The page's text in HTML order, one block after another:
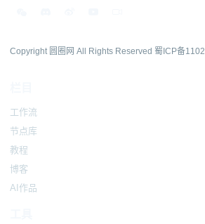
Copyright 圆圈网 All Rights Reserved 蜀ICP备
工作流
节点库
教程
博客
AI作品